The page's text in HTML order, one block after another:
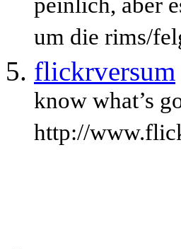
peinlich, aber
um die rims/
flickrversum
know what’s
http://